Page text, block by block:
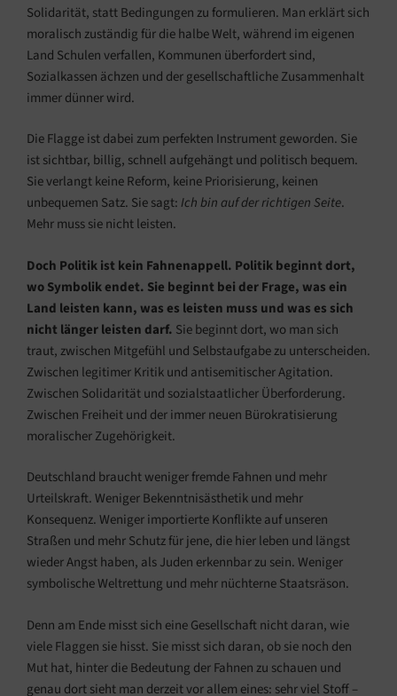
Solidarität, statt Bedingungen zu formulieren. Man erklärt sich
moralisch zuständig für die halbe Welt, während im eigenen
Land Schulen verfallen, Kommunen überfordert sind,
Sozialkassen ächzen und der gesellschaftliche Zusammenhalt
immer dünner wird.
Die Flagge ist dabei zum perfekten Instrument geworden. Sie
ist sichtbar, billig, schnell aufgehängt und politisch bequem.
Sie verlangt keine Reform, keine Priorisierung, keinen
unbequemen Satz. Sie sagt: Ich bin auf der richtigen Seite.
Mehr muss sie nicht leisten.
Doch Politik ist kein Fahnenappell. Politik beginnt dort,
wo Symbolik endet. Sie beginnt bei der Frage, was ein
Land leisten kann, was es leisten muss und was es sich
nicht länger leisten darf. Sie beginnt dort, wo man sich
traut, zwischen Mitgefühl und Selbstaufgabe zu unterscheiden.
Zwischen legitimer Kritik und antisemitischer Agitation.
Zwischen Solidarität und sozialstaatlicher Überforderung.
Zwischen Freiheit und der immer neuen Bürokratisierung
moralischer Zugehörigkeit.
Deutschland braucht weniger fremde Fahnen und mehr
Urteilskraft. Weniger Bekenntnisästhetik und mehr
Konsequenz. Weniger importierte Konflikte auf unseren
Straßen und mehr Schutz für jene, die hier leben und längst
wieder Angst haben, als Juden erkennbar zu sein. Weniger
symbolische Weltrettung und mehr nüchterne Staatsräson.
Denn am Ende misst sich eine Gesellschaft nicht daran, wie
viele Flaggen sie hisst. Sie misst sich daran, ob sie noch den
Mut hat, hinter die Bedeutung der Fahnen zu schauen und
genau dort sieht man derzeit vor allem eines: sehr viel Stoff –